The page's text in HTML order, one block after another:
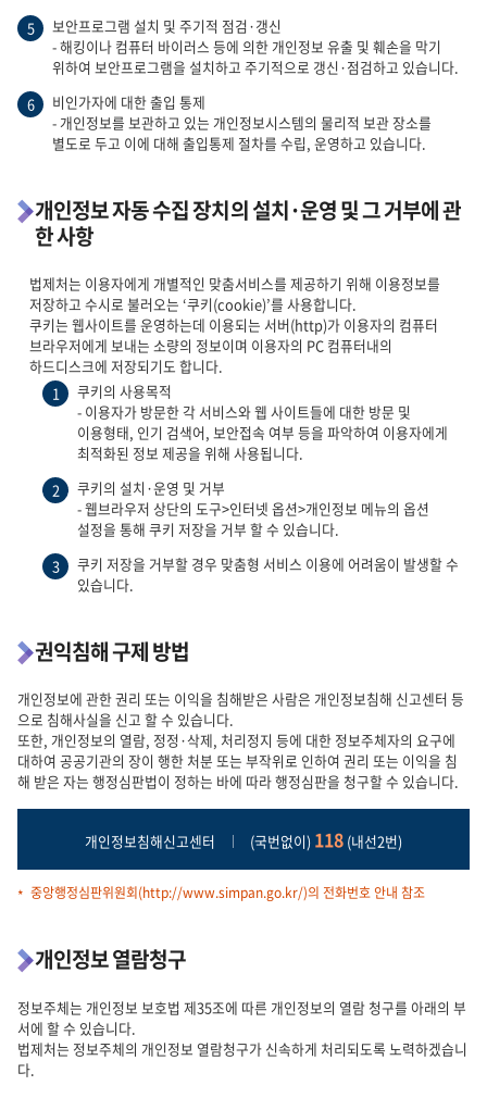
5
보안프로그램 설치 및 주기적 점검·갱신
- 해킹이나 컴퓨터 바이러스 등에 의한 개인정보 유출 및 훼손을 막기
위하여 보안프로그램을 설치하고 주기적으로 갱신·점검하고 있습니다.
6
비인가자에 대한 출입 통제
- 개인정보를 보관하고 있는 개인정보시스템의 물리적 보관 장소를
별도로 두고 이에 대해 출입통제 절차를 수립, 운영하고 있습니다.
개인정보 자동 수집 장치의 설치·운영 및 그 거부에 관
한 사항
법제처는 이용자에게 개별적인 맞춤서비스를 제공하기 위해 이용정보를
저장하고 수시로 불러오는 ‘쿠키(cookie)’를 사용합니다.
쿠키는 웹사이트를 운영하는데 이용되는 서버(http)가 이용자의 컴퓨터
브라우저에게 보내는 소량의 정보이며 이용자의 PC 컴퓨터내의
하드디스크에 저장되기도 합니다.
1
쿠키의 사용목적
- 이용자가 방문한 각 서비스와 웹 사이트들에 대한 방문 및
이용형태, 인기 검색어, 보안접속 여부 등을 파악하여 이용자에게
최적화된 정보 제공을 위해 사용됩니다.
2
쿠키의 설치·운영 및 거부
- 웹브라우저 상단의 도구>인터넷 옵션>개인정보 메뉴의 옵션
설정을 통해 쿠키 저장을 거부 할 수 있습니다.
3
쿠키 저장을 거부할 경우 맞춤형 서비스 이용에 어려움이 발생할 수
있습니다.
권익침해 구제 방법
개인정보에 관한 권리 또는 이익을 침해받은 사람은 개인정보침해 신고센터 등
으로 침해사실을 신고 할 수 있습니다.
또한, 개인정보의 열람, 정정·삭제, 처리정지 등에 대한 정보주체자의 요구에
대하여 공공기관의 장이 행한 처분 또는 부작위로 인하여 권리 또는 이익을 침
해 받은 자는 행정심판법이 정하는 바에 따라 행정심판을 청구할 수 있습니다.
개인정보침해신고센터 (국번없이) 118 (내선2번)
중앙행정심판위원회(http://www.simpan.go.kr/)의 전화번호 안내 참조
개인정보 열람청구
정보주체는 개인정보 보호법 제35조에 따른 개인정보의 열람 청구를 아래의 부
서에 할 수 있습니다.
법제처는 정보주체의 개인정보 열람청구가 신속하게 처리되도록 노력하겠습니
다.